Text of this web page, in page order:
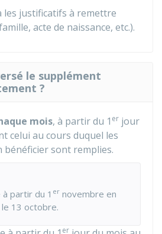
les justificatifs à remettre
acte de naissance, etc.).
le supplément
?
mois, à partir du 1 er jour
celui au cours duquel les
sont remplies.
partir du 1 er novembre en
le 13 octobre.
er